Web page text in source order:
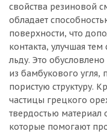
свойства резиновой
обладает
поверхности, что
контакта, улучшая
льду. Это
из бамбукового
пористую структуру.
частицы грецкого
твердостью материал
которые помогают